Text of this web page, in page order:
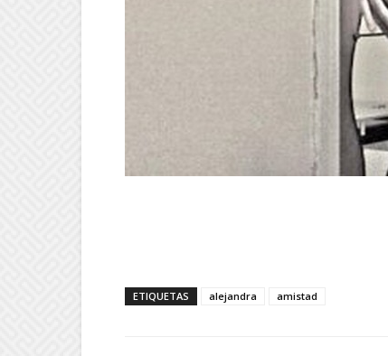
ETIQUETAS alejandra amistad